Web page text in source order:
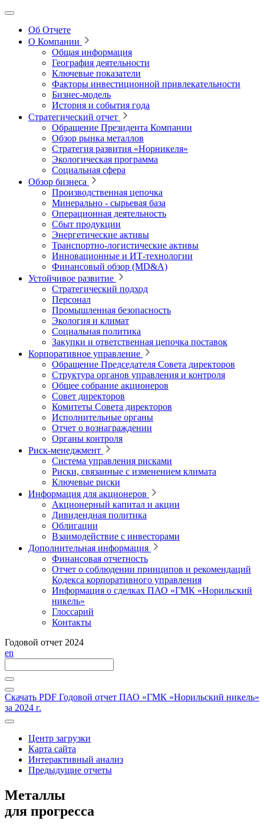
Об Отчете
О Компании
Общая информация
География деятельности
Ключевые показатели
Факторы инвестиционной привлекательности
Бизнес-модель
История и события года
Стратегический отчет
Обращение Президента Компании
Обзор рынка металлов
Стратегия развития «Норникеля»
Экологическая программа
Социальная сфера
Обзор бизнеса
Производственная цепочка
Минерально ‑ сырьевая база
Операционная деятельность
Сбыт продукции
Энергетические активы
Транспортно-логистические активы
Инновационные и ИТ‑технологии
Финансовый обзор (MD&A)
Устойчивое развитие
Стратегический подход
Персонал
Промышленная безопасность
Экология и климат
Социальная политика
Закупки и ответственная цепочка поставок
Корпоративное управление
Обращение Председателя Совета директоров
Структура органов управления и контроля
Общее собрание акционеров
Совет директоров
Комитеты Совета директоров
Исполнительные органы
Отчет о вознаграждении
Органы контроля
Риск-менеджмент
Система управления рисками
Риски, связанные с изменением климата
Ключевые риски
Информация для акционеров
Акционерный капитал и акции
Дивидендная политика
Облигации
Взаимодействие с инвесторами
Дополнительная информация
Финансовая отчетность
Отчет о соблюдении принципов и рекомендаций
Кодекса корпоративного управления
Информация о сделках ПАО «ГМК «Норильский
никель»
Глоссарий
Контакты
Годовой отчет 2024
en
Скачать PDF Годовой отчет ПАО «ГМК «Норильский никель»
за 2024 г.
Центр загрузки
Карта сайта
Интерактивный анализ
Предыдущие отчеты
Металлы
для прогресса